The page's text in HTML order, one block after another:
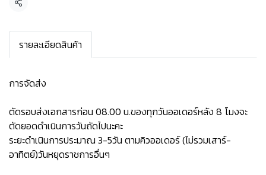
แชร์
รายละเอียดสินค้า
การจัดส่ง
ตัดรอบส่งเอกสารก่อน 08.00 น.ของทุกวันออเดอร์หลัง 8 โมงจะ
ตัดยอดดำเนินการวันถัดไปนะคะ
ระยะดำเนินการประมาณ 3-5วัน ตามคิวออเดอร์ (ไม่รวมเสาร์-
อาทิตย์)วันหยุดราชการอื่นๆ